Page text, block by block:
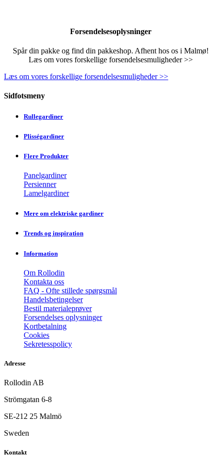
Forsendelsesoplysninger
Spår din pakke og find din pakkeshop. Afhent hos os i Malmø!
Læs om vores forskellige forsendelsesmuligheder >>
Læs om vores forskellige forsendelsesmuligheder >>
Sidfotsmeny
Rullegardiner
Plisségardiner
Flere Produkter
Panelgardiner
Persienner
Lamelgardiner
Mere om elektriske gardiner
Trends og inspiration
Information
Om Rollodin
Kontakta oss
FAQ - Ofte stillede spørgsmål
Handelsbetingelser
Bestil materialeprøver
Forsendelses oplysninger
Kortbetalning
Cookies
Sekretesspolicy
Adresse
Rollodin AB
Strömgatan 6-8
SE-212 25 Malmö
Sweden
Kontakt